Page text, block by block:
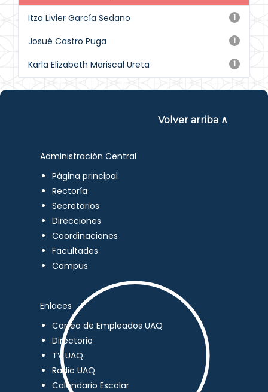
1
Itza Livier García Sedano
1
Josué Castro Puga
1
Karla Elizabeth Mariscal Ureta
Volver arriba ∧
Administración Central
Página principal
Rectoría
Secretarios
Direcciones
Coordinaciones
Facultades
Campus
Enlaces
Correo de Empleados UAQ
Directorio
TV UAQ
Radio UAQ
Calendario Escolar